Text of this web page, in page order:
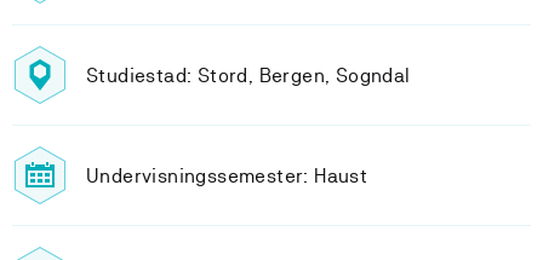
Studiestad: Stord, Bergen, Sogndal
Undervisningssemester: Haust